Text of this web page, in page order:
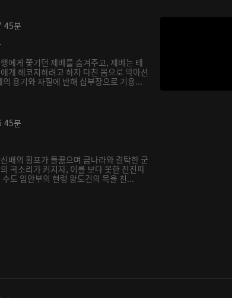
45분
에게 쫓기던 제베를 숨겨주고, 제베는 테
게 해코지하려고 하자 다친 몸으로 막아선
용기와 자질에 반해 십부장으로 기용...
45분
배의 횡포가 들끓으며 금나라와 결탁한 군
곡소리가 커지자, 이를 보다 못한 전진파
도 임안부의 현령 왕도건의 목을 친...